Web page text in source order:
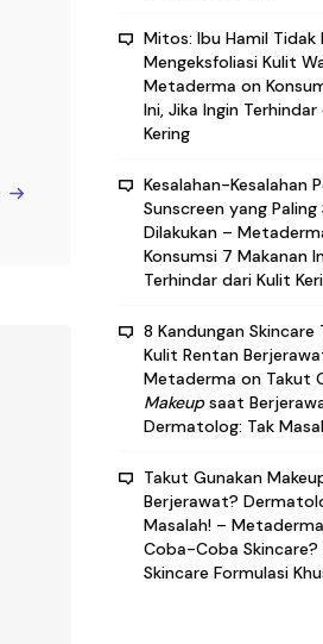
Mitos: Ibu Hamil Tidak
Mengeksfoliasi Kulit
Metaderma on
Ini, Jika Ingin
Kering
Kesalahan-Kesalahan
Sunscreen yang Paling
Dilakukan –
Konsumsi 7 Makanan
Terhindar dari Kulit
8 Kandungan Skincare
Kulit Rentan
Metaderma on Takut
Makeupsaat
Dermatolog: Tak
Takut Gunakan
Berjerawat?
Masalah! – Metaderma
Coba-Coba Skincare?
Skincare Formulasi